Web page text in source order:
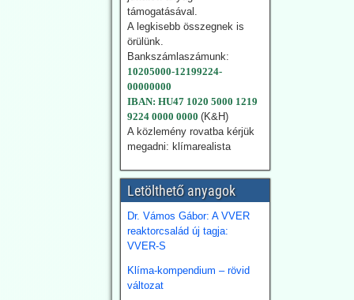
feneketlen hordó
neve
karbonsemlegessé
g -
Németországban is
Németország az
energiafordulat
finanszírozására 2026-ra
elő. Emellett Németország
évi 10 milliárd eurós
finanszíroz nemzetközi
klímaprojekteket.
2026.07.28.
Blackout News:
támogatásával.
A legkisebb összegnek is
örülünk.
Bankszámlaszámunk:
10205000-12199224-
00000000
IBAN: HU47 1020 5000 1219
9224 0000 0000 (K&H)
A közlemény rovatba kérjük
megadni: klímarealista
Letölthető anyagok
Dr. Vámos Gábor: A VVER
reaktorcsalád új tagja:
VVER-S
Klíma-kompendium – rövid
változat